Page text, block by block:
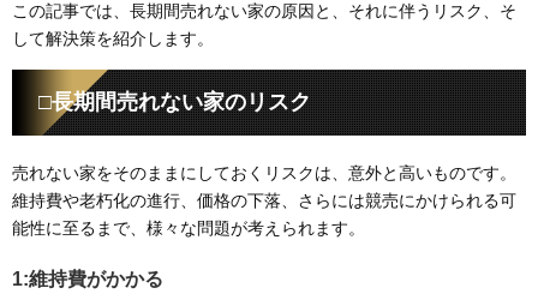
この記事では、長期間売れない家の原因と、それに伴うリスク、そ
して解決策を紹介します。
□長期間売れない家のリスク
売れない家をそのままにしておくリスクは、意外と高いものです。
維持費や老朽化の進行、価格の下落、さらには競売にかけられる可
能性に至るまで、様々な問題が考えられます。
1:維持費がかかる